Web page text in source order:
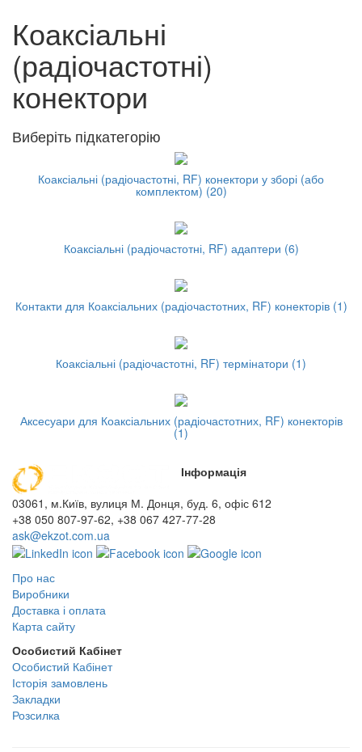
Коаксіальні
(радіочастотні)
конектори
Виберіть підкатегорію
Коаксіальні (радіочастотні, RF) конектори у зборі (або
комплектом) (20)
Коаксіальні (радіочастотні, RF) адаптери (6)
Контакти для Коаксіальних (радіочастотних, RF) конекторів (1)
Коаксіальні (радіочастотні, RF) термінатори (1)
Аксесуари для Коаксіальних (радіочастотних, RF) конекторів
(1)
03061, м.Київ, вулиця М. Донця, буд. 6, офіс 612
+38 050 807-97-62, +38 067 427-77-28
ask@ekzot.com.ua
Інформація
Про нас
Виробники
Доставка і оплата
Карта сайту
Особистий Кабінет
Особистий Кабінет
Історія замовлень
Закладки
Розсилка